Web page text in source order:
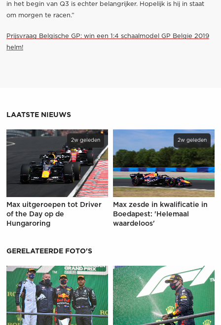
in het begin van Q3 is echter belangrijker. Hopelijk is hij in staat
om morgen te racen.”
Prijsvraag Belgische GP: win een 1:4 schaalmodel GP Belgie 2019
helm!
LAATSTE NIEUWS
2w geleden
Max uitgeroepen tot Driver
of the Day op de
Hungaroring
2w geleden
Max zesde in kwalificatie in
Boedapest: 'Helemaal
waardeloos'
GERELATEERDE FOTO'S